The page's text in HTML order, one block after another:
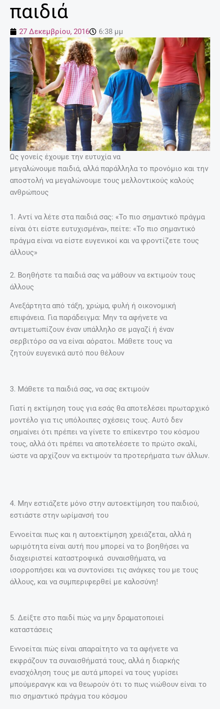
παιδιά
27 Δεκεμβρίου, 2016 6:38 μμ
Ως γονείς έχουμε την ευτυχία να
μεγαλώνουμε παιδιά, αλλά παράλληλα το προνόμιο και την
αποστολή να μεγαλώνουμε τους μελλοντικούς καλούς
ανθρώπους
1. Αντί να λέτε στα παιδιά σας: «Το πιο σημαντικό πράγμα
είναι ότι είστε ευτυχισμένα», πείτε: «Το πιο σημαντικό
πράγμα είναι να είστε ευγενικοί και να φροντίζετε τους
άλλους»
2. Βοηθήστε τα παιδιά σας να μάθουν να εκτιμούν τους
άλλους
Ανεξάρτητα από τάξη, χρώμα, φυλή ή οικονομική
επιφάνεια. Για παράδειγμα: Μην τα αφήνετε να
αντιμετωπίζουν έναν υπάλληλο σε μαγαζί ή έναν
σερβιτόρο σα να είναι αόρατοι. Μάθετε τους να
ζητούν ευγενικά αυτό που θέλουν
3. Μάθετε τα παιδιά σας, να σας εκτιμούν
Γιατί η εκτίμηση τους για εσάς θα αποτελέσει πρωταρχικό
μοντέλο για τις υπόλοιπες σχέσεις τους. Αυτό δεν
σημαίνει ότι πρέπει να γίνετε το επίκεντρο του κόσμου
τους, αλλά ότι πρέπει να αποτελέσετε το πρώτο σκαλί,
ώστε να αρχίζουν να εκτιμούν τα προτερήματα των άλλων.
4. Μην εστιάζετε μόνο στην αυτοεκτίμηση του παιδιού,
εστιάστε στην ωρίμανσή του
Εννοείται πως και η αυτοεκτίμηση χρειάζεται, αλλά η
ωριμότητα είναι αυτή που μπορεί να το βοηθήσει να
διαχειριστεί καταστροφικά συναισθήματα, να
ισορροπήσει και να συντονίσει τις ανάγκες του με τους
άλλους, και να συμπεριφερθεί με καλοσύνη!
5. Δείξτε στο παιδί πώς να μην δραματοποιεί
καταστάσεις
Εννοείται πώς είναι απαραίτητο να τα αφήνετε να
εκφράζουν τα συναισθήματά τους, αλλά η διαρκής
ενασχόληση τους με αυτά μπορεί να τους γυρίσει
μπούμερανγκ και να θεωρούν ότι το πως νιώθουν είναι το
πιο σημαντικό πράγμα του κόσμου